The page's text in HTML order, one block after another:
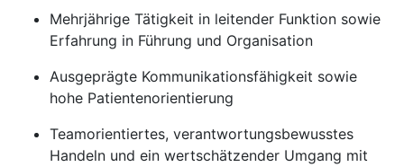
Mehrjährige Tätigkeit in leitender Funktion sowie
Erfahrung in Führung und Organisation
Ausgeprägte Kommunikationsfähigkeit sowie
hohe Patientenorientierung
Teamorientiertes, verantwortungsbewusstes
Handeln und ein wertschätzender Umgang mit